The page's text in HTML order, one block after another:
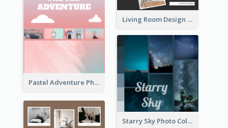
Pastel Adventure Photo Collage
Living Room Design Photo Collage
Starry Sky Photo Collage